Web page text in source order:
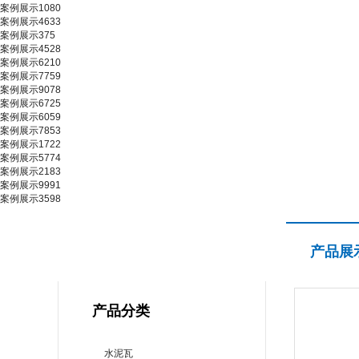
案例展示1080
案例展示4633
案例展示375
案例展示4528
案例展示6210
案例展示7759
案例展示9078
案例展示6725
案例展示6059
案例展示7853
案例展示1722
案例展示5774
案例展示2183
案例展示9991
案例展示3598
产品分类
水泥瓦
产品展